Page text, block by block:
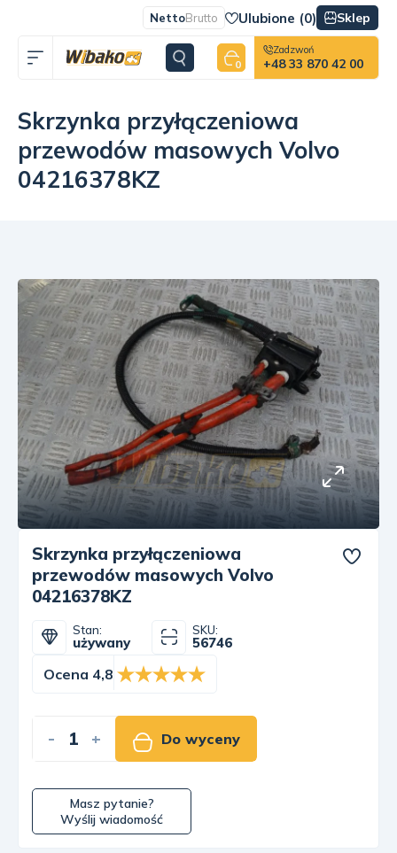
NettoBrutto Ulubione (0) Sklep
0
Zadzwoń
+48 33 870 42 00
Skrzynka przyłączeniowa
przewodów masowych Volvo
04216378KZ
Skrzynka przyłączeniowa
przewodów masowych Volvo
04216378KZ
Stan:
używany
SKU:
56746
Ocena 4,8
- + Do wyceny
Masz pytanie?
Wyślij wiadomość